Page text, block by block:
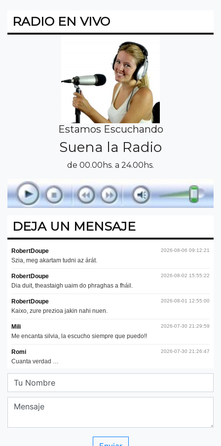
RADIO EN VIVO
Estamos Escuchando
Suena la Radio
de 00.00hs. a 24.00hs.
DEJA UN MENSAJE